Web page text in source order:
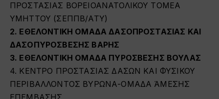
ΠΡΟΣΤΑΣΙΑΣ ΒΟΡΕΙΟΑΝΑΤΟΛΙΚΟΥ ΤΟΜΕΑ
ΥΜΗΤΤΟΥ (ΣΕΠΠΒ/ΑΤΥ)
2. ΕΘΕΛΟΝΤΙΚΗ ΟΜΑΔΑ ΔΑΣΟΠΡΟΣΤΑΣΙΑΣ ΚΑΙ
ΔΑΣΟΠΥΡΟΣΒΕΣΗΣ ΒΑΡΗΣ
3. ΕΘΕΛΟΝΤΙΚΗ ΟΜΑΔΑ ΠΥΡΟΣΒΕΣΗΣ ΒΟΥΛΑΣ
4. ΚΕΝΤΡΟ ΠΡΟΣΤΑΣΙΑΣ ΔΑΣΩΝ ΚΑΙ ΦΥΣΙΚΟΥ
ΠΕΡΙΒΑΛΛΟΝΤΟΣ ΒΥΡΩΝΑ-ΟΜΑΔΑ ΆΜΕΣΗΣ